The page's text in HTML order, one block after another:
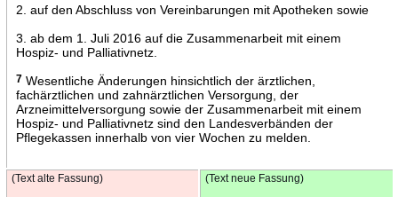
2. auf den Abschluss von Vereinbarungen mit Apotheken sowie
3. ab dem 1. Juli 2016 auf die Zusammenarbeit mit einem
Hospiz- und Palliativnetz.
7Wesentliche Änderungen hinsichtlich der ärztlichen,
fachärztlichen und zahnärztlichen Versorgung, der
Arzneimittelversorgung sowie der Zusammenarbeit mit einem
Hospiz- und Palliativnetz sind den Landesverbänden der
Pflegekassen innerhalb von vier Wochen zu melden.
(Text alte Fassung) (Text neue Fassung)